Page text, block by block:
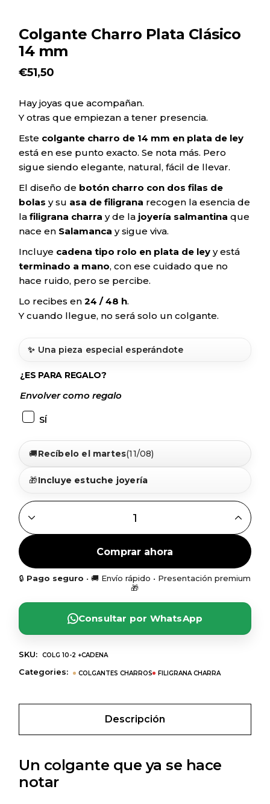
Colgante Charro Plata Clásico
14 mm
€51,50
Hay joyas que acompañan.
Y otras que empiezan a tener presencia.
Este colgante charro de 14 mm en plata de ley
está en ese punto exacto. Se nota más. Pero
sigue siendo elegante, natural, fácil de llevar.
El diseño de botón charro con dos filas de
bolas y su asa de filigrana recogen la esencia de
lafiligrana charra y de la joyería salmantina que
nace en Salamanca y sigue viva.
Incluye cadena tipo rolo en plata de ley y está
terminado a mano, con ese cuidado que no
hace ruido, pero se percibe.
Lo recibes en24 / 48 h.
Y cuando llegue, no será solo un colgante.
✨ Una pieza especial esperándote
¿ES PARA REGALO?
Envolver como regalo
SÍ
🚚Recíbelo el martes(11/08)
🎁Incluye estuche joyería
COLGANTE CHARRO PLATA CLÁSICO 14 MM QUANTITY
Comprar ahora
🔒 Pago seguro • 🚚 Envío rápido • Presentación premium
🎁
Consultar por WhatsApp
SKU: COLG 10-2 +CADENA
Categories: COLGANTES CHARROS FILIGRANA CHARRA
Descripción
Un colgante que ya se hace
notar